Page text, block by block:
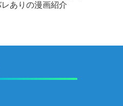
レありの漫画紹介